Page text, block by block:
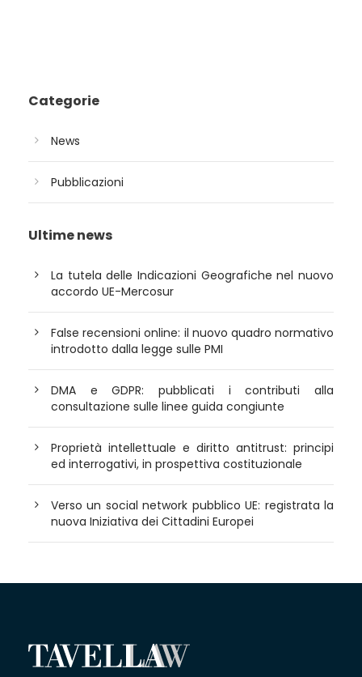
Categorie
News
Pubblicazioni
Ultime news
La tutela delle Indicazioni Geografiche nel nuovo
accordo UE-Mercosur
False recensioni online: il nuovo quadro normativo
introdotto dalla legge sulle PMI
DMA e GDPR: pubblicati i contributi alla
consultazione sulle linee guida congiunte
Proprietà intellettuale e diritto antitrust: principi
ed interrogativi, in prospettiva costituzionale
Verso un social network pubblico UE: registrata la
nuova Iniziativa dei Cittadini Europei